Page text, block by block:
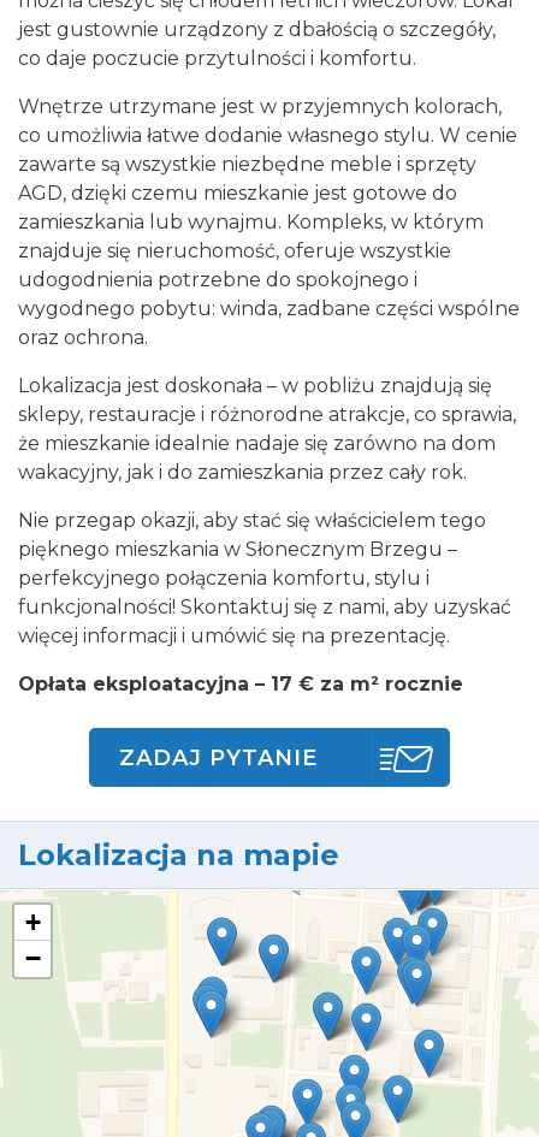
jest gustownie urządzony z dbałością o szczegóły,
co daje poczucie przytulności i komfortu.
Wnętrze utrzymane jest w przyjemnych kolorach,
co umożliwia łatwe dodanie własnego stylu. W cenie
zawarte są wszystkie niezbędne meble i sprzęty
AGD, dzięki czemu mieszkanie jest gotowe do
zamieszkania lub wynajmu. Kompleks, w którym
znajduje się nieruchomość, oferuje wszystkie
udogodnienia potrzebne do spokojnego i
wygodnego pobytu: winda, zadbane części wspólne
oraz ochrona.
Lokalizacja jest doskonała – w pobliżu znajdują się
sklepy, restauracje i różnorodne atrakcje, co sprawia,
że mieszkanie idealnie nadaje się zarówno na dom
wakacyjny, jak i do zamieszkania przez cały rok.
Nie przegap okazji, aby stać się właścicielem tego
pięknego mieszkania w Słonecznym Brzegu –
perfekcyjnego połączenia komfortu, stylu i
funkcjonalności! Skontaktuj się z nami, aby uzyskać
więcej informacji i umówić się na prezentację.
Opłata eksploatacyjna – 17 € za m² rocznie
ZADAJ PYTANIE
Lokalizacja na mapie
+
−